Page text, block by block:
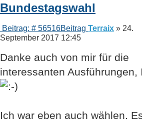
Bundestagswahl
Beitrag: # 56516Beitrag Terraix » 24.
September 2017 12:45
Danke auch von mir für die
interessanten Ausführungen,
Ich war eben auch wählen.